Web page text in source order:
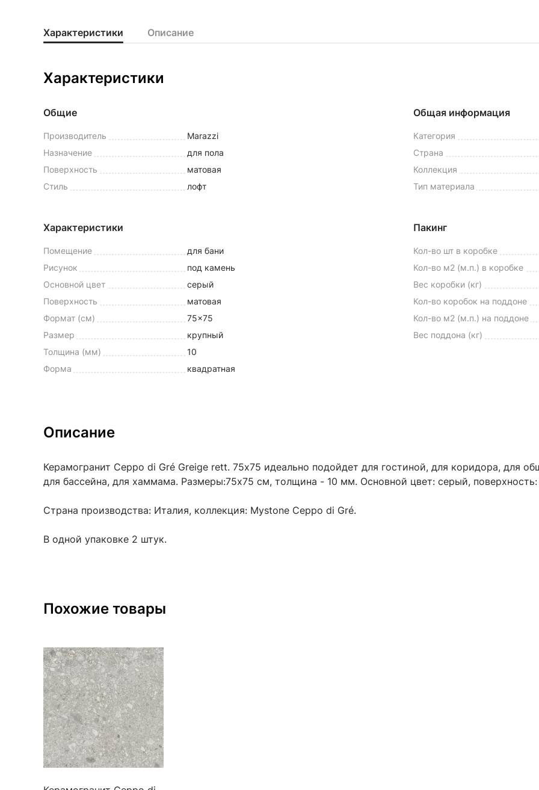
Характеристики Описание
Характеристики
Общие
Производитель
Marazzi
Назначение
для пола
Поверхность
матовая
Стиль
лофт
Характеристики
Помещение
для бани
Рисунок
под камень
Основной цвет
серый
Поверхность
матовая
Формат (см)
75x75
Размер
крупный
Толщина (мм)
10
Форма
квадратная
Общая информация
Категория
Страна
Коллекция
Тип материала
Пакинг
Кол-во шт в коробке
Кол-во м2 (м.п.) в коробке
Вес коробки (кг)
Кол-во коробок на поддоне
Кол-во м2 (м.п.) на поддоне
Вес поддона (кг)
Описание
Керамогранит Ceppo di Gré Greige rett. 75х75 идеально подойдет для гостиной, для коридора, для
для бассейна, для хаммама. Размеры:75x75 см, толщина - 10 мм. Основной цвет: серый, поверхность:
Страна производства: Италия, коллекция: Mystone Ceppo di Gré.
В одной упаковке 2 штук.
Похожие товары